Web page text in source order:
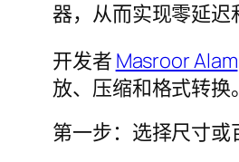
器，从而实现零延迟
开发者 Masroor Alam
放、压缩和格式转换。
第一步：选择尺寸或